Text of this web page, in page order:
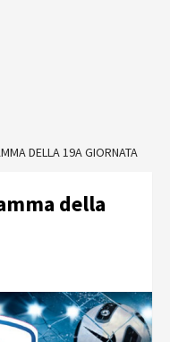
DELLA 19A GIORNATA
della